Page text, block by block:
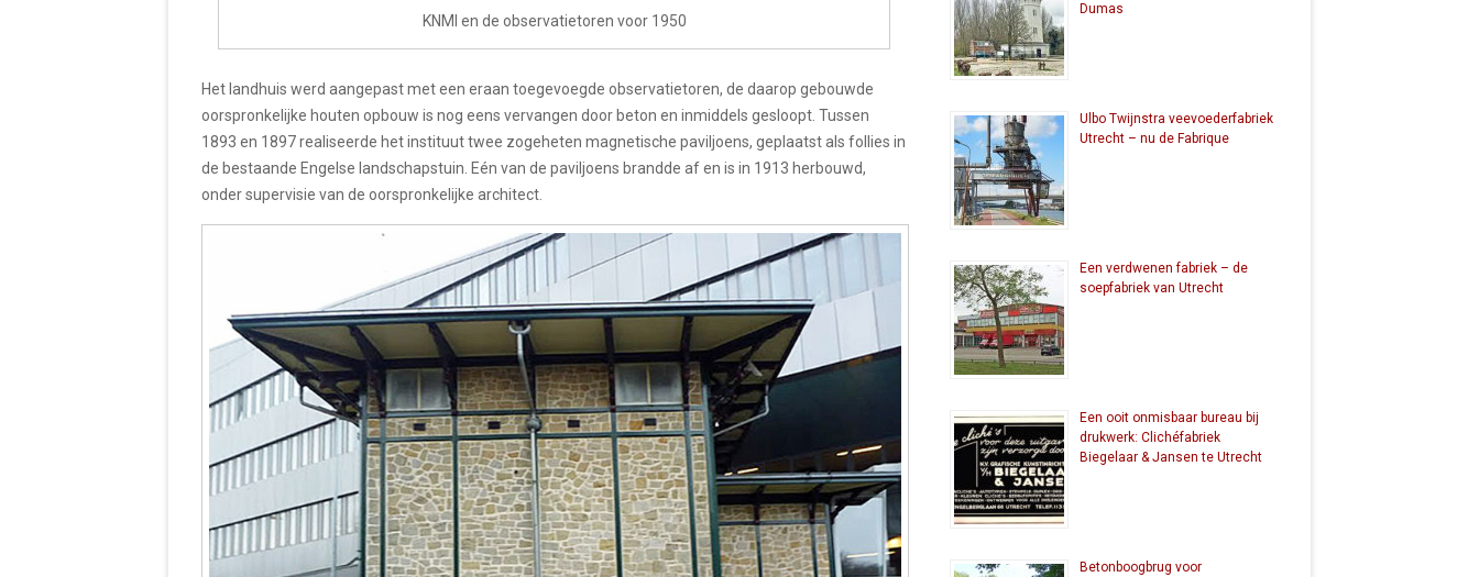
KNMI en de observatietoren voor 1950
Het landhuis werd aangepast met een eraan toegevoegde observatietoren, de daarop gebouwde
oorspronkelijke houten opbouw is nog eens vervangen door beton en inmiddels gesloopt. Tussen
1893 en 1897 realiseerde het instituut twee zogeheten magnetische paviljoens, geplaatst als follies in
de bestaande Engelse landschapstuin. Eén van de paviljoens brandde af en is in 1913 herbouwd,
onder supervisie van de oorspronkelijke architect.
Dumas
Ulbo Twijnstra veevoederfabriek
Utrecht – nu de Fabrique
Een verdwenen fabriek – de
soepfabriek van Utrecht
Een ooit onmisbaar bureau bij
drukwerk: Clichéfabriek
Biegelaar & Jansen te Utrecht
Betonboogbrug voor